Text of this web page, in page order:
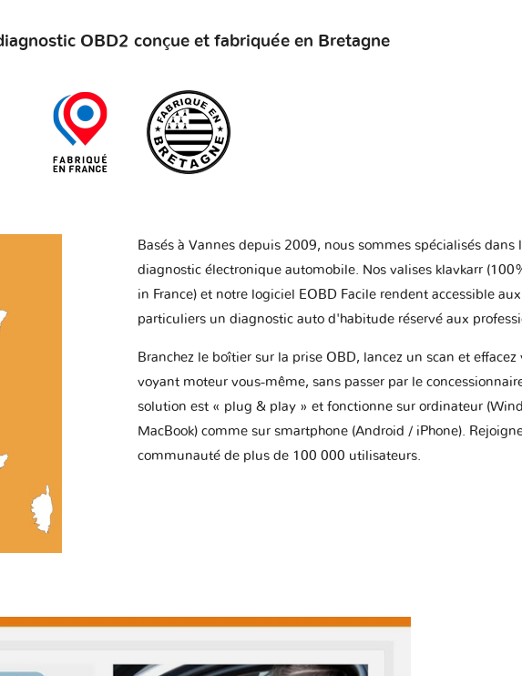
OBD2 conçue et fabriquée en Bretagne
Basés à Vannes depuis 2009, nous sommes spécialisés dans
diagnostic électronique automobile. Nos valises klavkarr
in France) et notre logiciel EOBD Facile rendent accessible aux
particuliers un diagnostic auto d'habitude réservé aux
Branchez le boîtier sur la prise OBD, lancez un scan et effacez
voyant moteur vous-même, sans passer par le
solution est « plug & play » et fonctionne sur ordinateur
MacBook) comme sur smartphone (Android / iPhone).
communauté de plus de 100 000 utilisateurs.